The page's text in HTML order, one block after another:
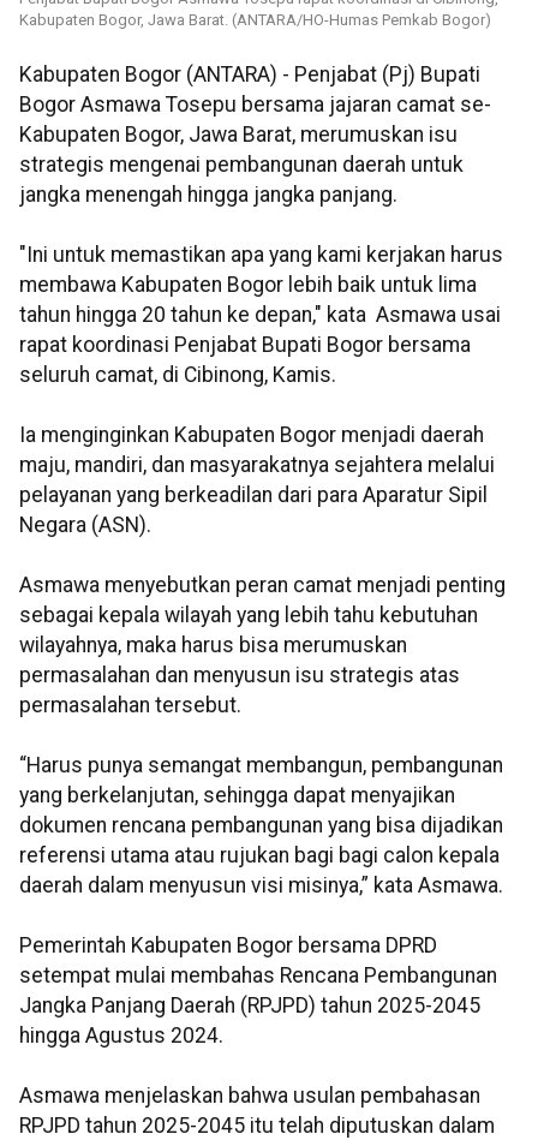
Kabupaten Bogor, Jawa Barat. (ANTARA/HO-Humas Pemkab Bogor)
Kabupaten Bogor (ANTARA) - Penjabat (Pj) Bupati
Bogor Asmawa Tosepu bersama jajaran camat se-
Kabupaten Bogor, Jawa Barat, merumuskan isu
strategis mengenai pembangunan daerah untuk
jangka menengah hingga jangka panjang.
"Ini untuk memastikan apa yang kami kerjakan harus
membawa Kabupaten Bogor lebih baik untuk lima
tahun hingga 20 tahun ke depan," kata Asmawa usai
rapat koordinasi Penjabat Bupati Bogor bersama
seluruh camat, di Cibinong, Kamis.
Ia menginginkan Kabupaten Bogor menjadi daerah
maju, mandiri, dan masyarakatnya sejahtera melalui
pelayanan yang berkeadilan dari para Aparatur Sipil
Negara (ASN).
Asmawa menyebutkan peran camat menjadi penting
sebagai kepala wilayah yang lebih tahu kebutuhan
wilayahnya, maka harus bisa merumuskan
permasalahan dan menyusun isu strategis atas
permasalahan tersebut.
“Harus punya semangat membangun, pembangunan
yang berkelanjutan, sehingga dapat menyajikan
dokumen rencana pembangunan yang bisa dijadikan
referensi utama atau rujukan bagi bagi calon kepala
daerah dalam menyusun visi misinya,” kata Asmawa.
Pemerintah Kabupaten Bogor bersama DPRD
setempat mulai membahas Rencana Pembangunan
Jangka Panjang Daerah (RPJPD) tahun 2025-2045
hingga Agustus 2024.
Asmawa menjelaskan bahwa usulan pembahasan
RPJPD tahun 2025-2045 itu telah diputuskan dalam